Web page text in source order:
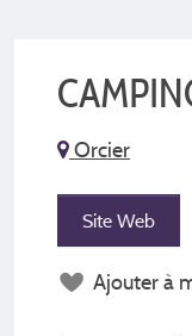
Orcier
Site Web
Ajouter à